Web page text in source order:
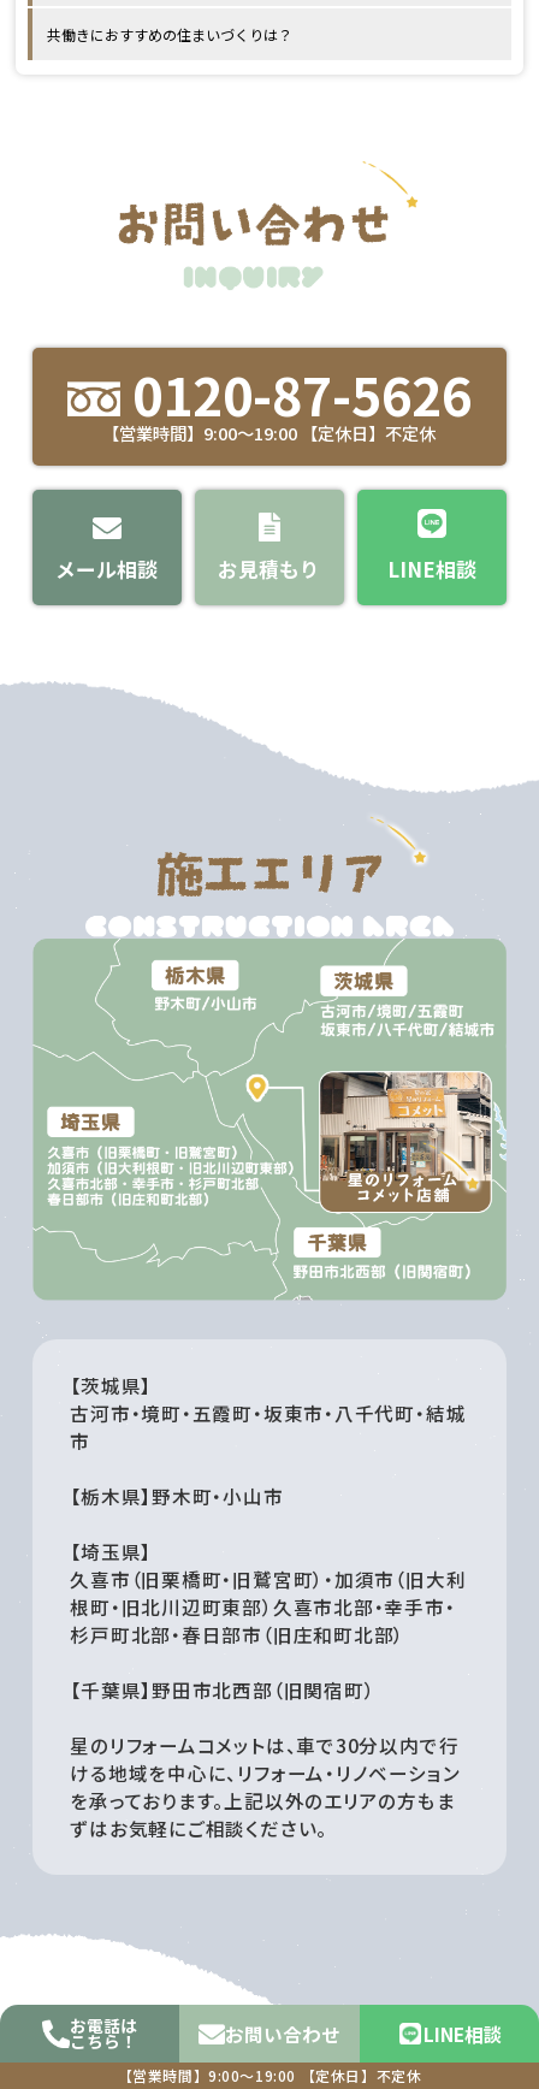
お電話は
こちら！ お問い合わせ LINE相談
【営業時間】9:00～19:00 【定休日】不定休
共働きにおすすめの住まいづくりは？
0120-87-5626
【営業時間】9:00～19:00 【定休日】不定休
メール相談 お見積もり LINE相談
【茨城県】
古河市・境町・五霞町・坂東市・八千代町・結城
市
【栃木県】野木町・小山市
【埼玉県】
久喜市（旧栗橋町・旧鷲宮町）・加須市（旧大利
根町・旧北川辺町東部）久喜市北部・幸手市・
杉戸町北部・春日部市（旧庄和町北部）
【千葉県】野田市北西部（旧関宿町）
星のリフォームコメットは、車で30分以内で行
ける地域を中心に、リフォーム・リノベーション
を承っております。上記以外のエリアの方もま
ずはお気軽にご相談ください。